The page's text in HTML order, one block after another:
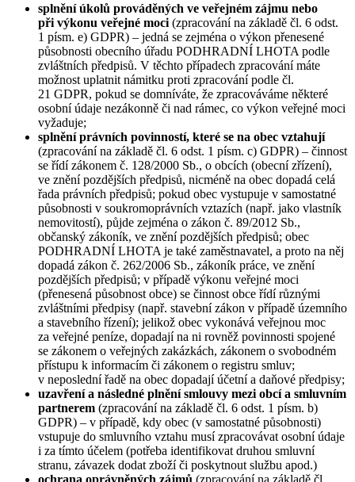
splnění úkolů prováděných ve veřejném zájmu nebo
při výkonu veřejné moci (zpracování na základě čl. 6 odst.
1 písm. e) GDPR) – jedná se zejména o výkon přenesené
působnosti obecního úřadu PODHRADNÍ LHOTA podle
zvláštních předpisů. V těchto případech zpracování máte
možnost uplatnit námitku proti zpracování podle čl.
21 GDPR, pokud se domníváte, že zpracováváme některé
osobní údaje nezákonně či nad rámec, co výkon veřejné moci
vyžaduje;
splnění právních povinností, které se na obec vztahují
(zpracování na základě čl. 6 odst. 1 písm. c) GDPR) – činnost
se řídí zákonem č. 128/2000 Sb., o obcích (obecní zřízení),
ve znění pozdějších předpisů, nicméně na obec dopadá celá
řada právních předpisů; pokud obec vystupuje v samostatné
působnosti v soukromoprávních vztazích (např. jako vlastník
nemovitostí), půjde zejména o zákon č. 89/2012 Sb.,
občanský zákoník, ve znění pozdějších předpisů; obec
PODHRADNÍ LHOTA je také zaměstnavatel, a proto na něj
dopadá zákon č. 262/2006 Sb., zákoník práce, ve znění
pozdějších předpisů; v případě výkonu veřejné moci
(přenesená působnost obce) se činnost obce řídí různými
zvláštními předpisy (např. stavební zákon v případě územního
a stavebního řízení); jelikož obec vykonává veřejnou moc
za veřejné peníze, dopadají na ni rovněž povinnosti spojené
se zákonem o veřejných zakázkách, zákonem o svobodném
přístupu k informacím či zákonem o registru smluv;
v neposlední řadě na obec dopadají účetní a daňové předpisy;
uzavření a následné plnění smlouvy mezi obcí a smluvním
partnerem (zpracování na základě čl. 6 odst. 1 písm. b)
GDPR) – v případě, kdy obec (v samostatné působnosti)
vstupuje do smluvního vztahu musí zpracovávat osobní údaje
i za tímto účelem (potřeba identifikovat druhou smluvní
stranu, závazek dodat zboží či poskytnout službu apod.)
ochrana oprávněných zájmů (zpracování na základě čl.